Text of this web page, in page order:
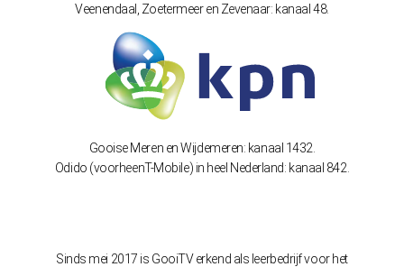
Veenendaal, Zoetermeer en Zevenaar: kanaal 48.
Gooise Meren en Wijdemeren: kanaal 1432.
Odido (voorheenT-Mobile) in heel Nederland: kanaal 842.
Sinds mei 2017 is GooiTV erkend als leerbedrijf voor het